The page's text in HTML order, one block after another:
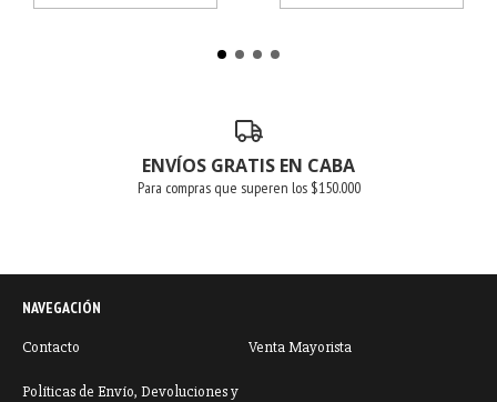
ENVÍOS GRATIS EN CABA
Para compras que superen los $150.000
NAVEGACIÓN
Contacto Venta Mayorista
Políticas de Envío, Devoluciones y